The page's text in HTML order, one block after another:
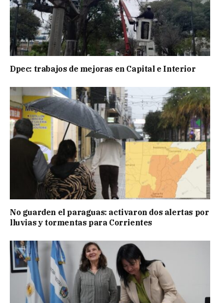
Dpec: trabajos de mejoras en Capital e Interior
No guarden el paraguas: activaron dos alertas por
lluvias y tormentas para Corrientes